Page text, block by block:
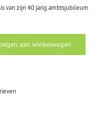
van zijn 40 jarig ambtsjubileum
aan winkelwagen